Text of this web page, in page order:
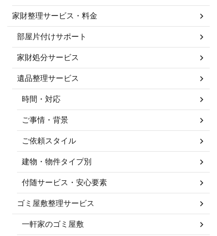
家財整理サービス・料金
部屋片付けサポート
家財処分サービス
遺品整理サービス
時間・対応
ご事情・背景
ご依頼スタイル
建物・物件タイプ別
付随サービス・安心要素
ゴミ屋敷整理サービス
一軒家のゴミ屋敷